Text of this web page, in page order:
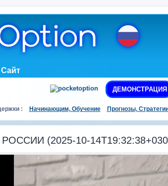
ДЕМОНСТРАЦИЯ
: Начинающим, Обучение Прогнозы,
(2025-10-